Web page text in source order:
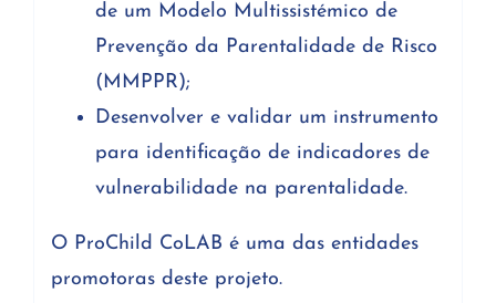
de um Modelo Multissistémico de
Prevenção da Parentalidade de Risco
(MMPPR);
Desenvolver e validar um instrumento
para identificação de indicadores de
vulnerabilidade na parentalidade.
O ProChild CoLAB é uma das entidades
promotoras deste projeto.